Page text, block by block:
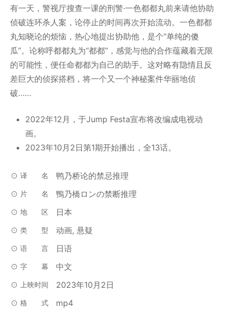
有一天，警视厅搜查一课的刑警·一色都都丸前来请他协助
侦破连环杀人案，论停止的时间再次开始流动。一色都都
丸知晓论的烦恼，热心地提出协助他，是个“单纯的傻
瓜”。论称呼都都丸为“都都”，感觉与他的合作蕴藏着无限
的可能性，便任命都都为自己的助手。这对略有隐情且反
差巨大的侦探搭档，将一个又一个神秘案件华丽地侦
破……
2022年12月，于Jump Festa宣布将改编成电视动
画。
2023年10月2日第1期开始播出，全13话。
译名 鸭乃桥论的禁忌推理
片名 鴨乃橋ロンの禁断推理
地区 日本
类型 动画, 悬疑
语言 日语
字幕 中文
上映时间 2023年10月2日
格式 mp4